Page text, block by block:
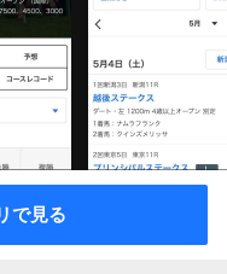
で見る